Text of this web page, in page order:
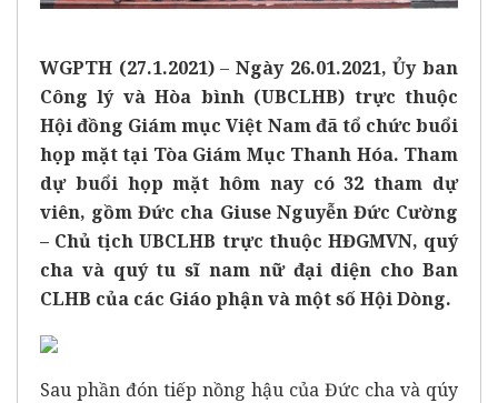
WGPTH (27.1.2021)–Ngày 26.01.2021, Ủy ban
Công lý và Hòa bình (UBCLHB) trực thuộc
Hội đồng Giám mục Việt Nam đã tổ chức buổi
họp mặt tại Tòa Giám Mục Thanh Hóa. Tham
dự buổi họp mặt hôm nay có 32 tham dự
viên, gồm Đức cha Giuse Nguyễn Đức Cường
– Chủ tịch UBCLHB trực thuộc HĐGMVN, quý
cha và quý tu sĩ nam nữ đại diện cho Ban
CLHB của các Giáo phận và một số Hội Dòng.
Sau phần đón tiếp nồng hậu của Đức cha và qúy